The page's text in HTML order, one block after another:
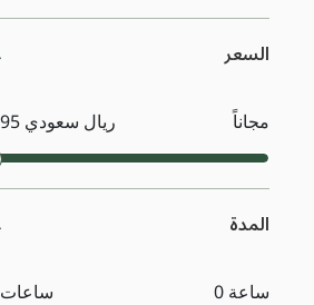
السعر
مجاناً ريال سعودي 1,295
المدة
0 ساعة 72 ساعات